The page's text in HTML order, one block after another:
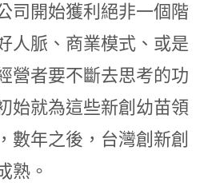
司開始獲利絕非一個階
人脈、商業模式、或是
營者要不斷去思考的功
始就為這些新創幼苗領
數年之後，台灣創新創
熟。